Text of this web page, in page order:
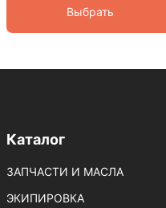
Выбрать
Каталог
ЗАПЧАСТИ И МАСЛА
ЭКИПИРОВКА